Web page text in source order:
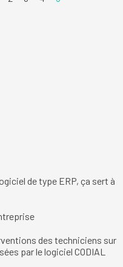
de type ERP, ça sert à
des techniciens sur
par le logiciel CODIAL